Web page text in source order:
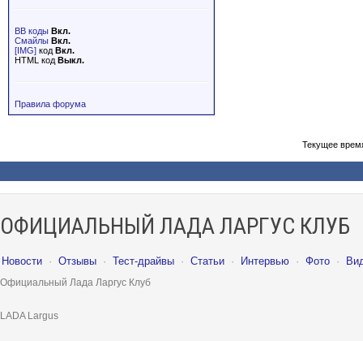
BB коды Вкл.
Смайлы Вкл.
[IMG] код Вкл.
HTML код Выкл.
Правила форума
Текущее
ОФИЦИАЛЬНЫЙ ЛАДА ЛАРГУС КЛУБ
Новости · Отзывы · Тест-драйвы · Статьи · Интервью · Фото ·
Официальный Лада Ларгус Клуб
LADA Largus